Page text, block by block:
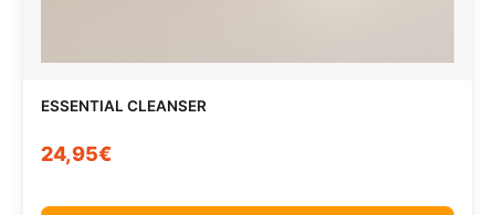
ESSENTIAL CLEANSER
24,95€